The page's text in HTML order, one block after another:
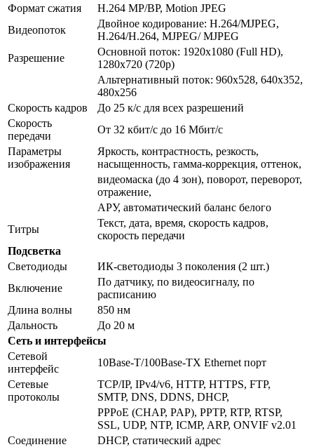
Формат сжатия
H.264 MP/BP, Motion JPEG
Видеопоток
Двойное кодирование: Н.264/MJPEG,
H.264/H.264, MJPEG/ MJPEG
Разрешение
Основной поток: 1920х1080 (Full HD),
1280x720 (720p)
Альтернативный поток: 960х528, 640х352,
480х256
Скорость кадров
До 25 к/с для всех разрешений
Скорость
передачи
От 32 кбит/с до 16 Мбит/с
Параметры
изображения
Яркость, контрастность, резкость,
насыщенность, гамма-коррекция, оттенок,
видеомаска (до 4 зон), поворот, переворот,
отражение,
АРУ, автоматический баланс белого
Титры
Текст, дата, время, скорость кадров,
скорость передачи
Подсветка
Светодиоды
ИК-светодиоды 3 поколения (2 шт.)
Включение
По датчику, по видеосигналу, по
расписанию
Длина волны
850 нм
Дальность
До 20 м
Сеть и интерфейсы
Сетевой
интерфейс
10Base-T/100Base-TX Ethernet порт
Сетевые
протоколы
TCP/IP, IPv4/v6, HTTP, HTTPS, FTP,
SMTP, DNS, DDNS, DHCP,
PPPoE (CHAP, PAP), PPTP, RTP, RTSP,
SSL, UDP, NTP, ICMP, ARP, ONVIF v2.01
Соединение
DHCP, статический адрес